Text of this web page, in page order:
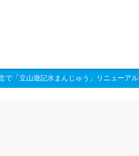
で「立山遊記水まんじゅう」リニューア